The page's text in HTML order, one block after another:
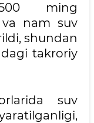
ming
va nam suv
shundan
takroriy
suv